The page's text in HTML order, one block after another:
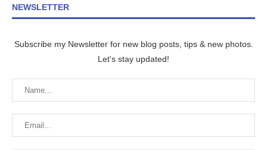
NEWSLETTER
Subscribe my Newsletter for new blog posts, tips & new photos.
Let's stay updated!